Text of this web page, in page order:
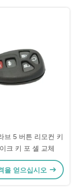
브 5 버튼 리모컨 키
크 키 포 셸 교체
을 얻으십시오